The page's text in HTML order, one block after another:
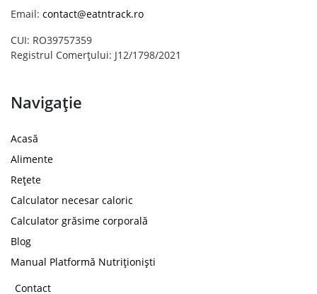
Email: contact@eatntrack.ro
CUI: RO39757359
Registrul Comerțului: J12/1798/2021
Navigație
Acasă
Alimente
Rețete
Calculator necesar caloric
Calculator grăsime corporală
Blog
Manual Platformă Nutriționiști
Contact